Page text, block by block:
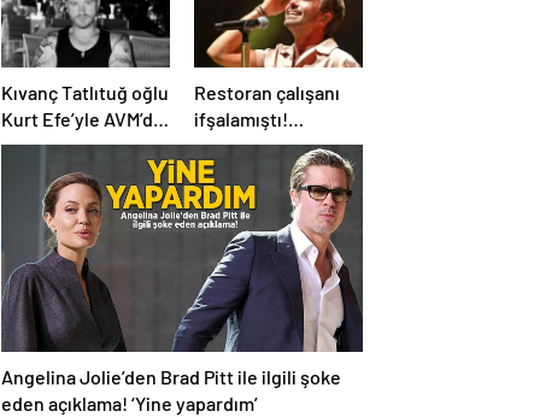
Kıvanç Tatlıtuğ oğlu
Kurt Efe’yle AVM’de
görüntülendi!
“Birlikte geçirdiğimi
her an..”
Restoran çalışanı
ifşalamıştı!
Yalın’dan ‘maden
suyu için beni
ağlattı’ iddialarına
yanıt geldi: Eğer
istemeden birini
kırmışsam…
Angelina Jolie’den Brad Pitt ile ilgili şoke
eden açıklama! ‘Yine yapardım’